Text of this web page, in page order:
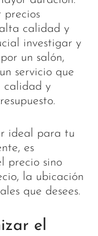
precios
calidad y
investigar y
un salón,
servicio que
calidad y
ideal para tu
es
precio sino
la ubicación
que desees.
el